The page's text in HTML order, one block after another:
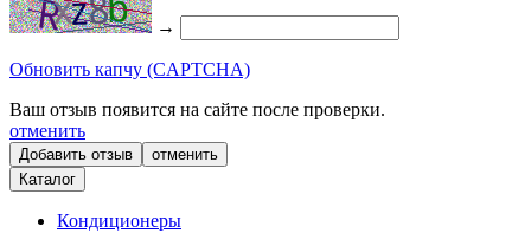
→
Обновить капчу (CAPTCHA)
Ваш отзыв появится на сайте после проверки.
отменить
отменить
Каталог
Кондиционеры